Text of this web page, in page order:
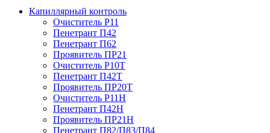
Капиллярный контроль
Очиститель Р11
Пенетрант П42
Пенетрант П62
Проявитель ПР21
Очиститель Р10Т
Пенетрант П42Т
Проявитель ПР20Т
Очиститель Р11Н
Пенетрант П42Н
Проявитель ПР21Н
Пенетрант П82/П83/П84